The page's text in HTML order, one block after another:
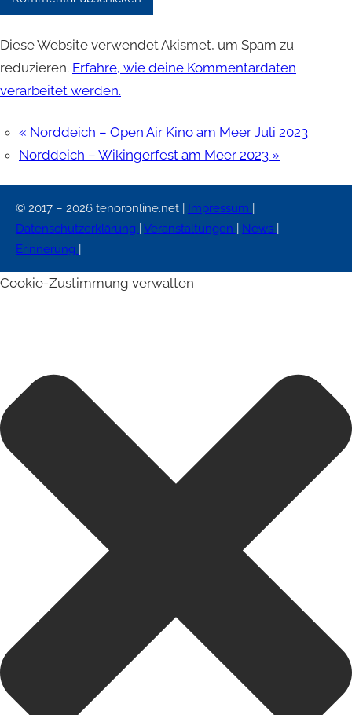
Diese Website verwendet Akismet, um Spam zu
reduzieren. Erfahre, wie deine Kommentardaten
verarbeitet werden.
« Norddeich – Open Air Kino am Meer Juli 2023
Norddeich – Wikingerfest am Meer 2023 »
© 2017 – 2026 tenoronline.net | Impressum
Datenschutzerklärung
Veranstaltungen News
Erinnerung
Cookie-Zustimmung verwalten